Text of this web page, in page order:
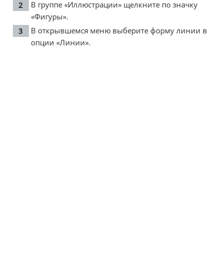
В группе «Иллюстрации» щелкните по значку
«Фигуры».
В открывшемся меню выберите форму линии в
опции «Линии».